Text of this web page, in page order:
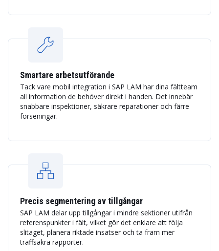
Smartare arbetsutförande
Tack vare mobil integration i SAP LAM har dina fältteam
all information de behöver direkt i handen. Det innebär
snabbare inspektioner, säkrare reparationer och färre
förseningar.
Precis segmentering av tillgångar
SAP LAM delar upp tillgångar i mindre sektioner utifrån
referenspunkter i fält, vilket gör det enklare att följa
slitaget, planera riktade insatser och ta fram mer
träffsäkra rapporter.